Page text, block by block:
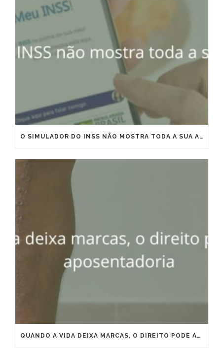
O SIMULADOR DO INSS NÃO MOSTRA TODA A SUA APOSENTADORIA
QUANDO A VIDA DEIXA MARCAS, O DIREITO PODE ANTECIPAR A APOSENTADORIA